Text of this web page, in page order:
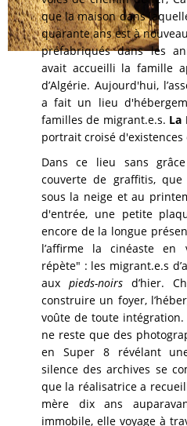
que la maison dans
quarante ans est à
préfabriqués dans les
avait accueilli la famille
d’Algérie. Aujourd'hui,
a fait un lieu
familles de migrant.e.s. La
portrait croisé
Dans ce lieu sans
couverte de graffitis,
sous la neige et au
d'entrée, une petite
encore de la longue
l’affirme la cinéaste en
répète" : les migrant.e.s
auxpieds-noirs d’hier.
construire un foyer,
voûte de toute
ne reste que des
en Super 8 révélant
silence des archives se
que la réalisatrice a
mère dix ans
immobile, elle voyage à